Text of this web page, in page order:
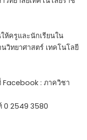
ห้ครูและนักเรียนใน
วิทยาศาสตร์ เทคโนโลยี
Facebook : ภาควิชา
0 2549 3580